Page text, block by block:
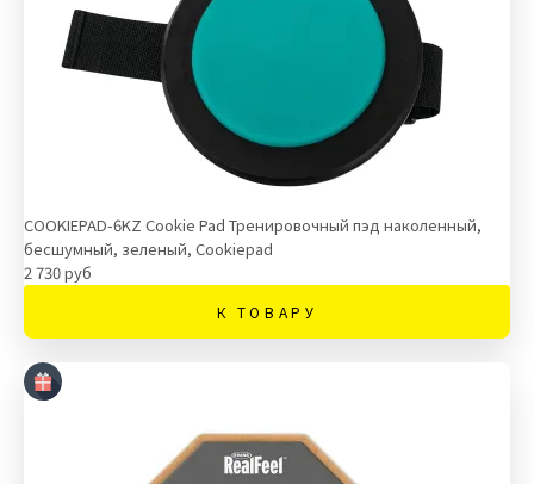
COOKIEPAD-6KZ Cookie Pad Тренировочный пэд наколенный,
бесшумный, зеленый, Cookiepad
2 730 руб
К ТОВАРУ